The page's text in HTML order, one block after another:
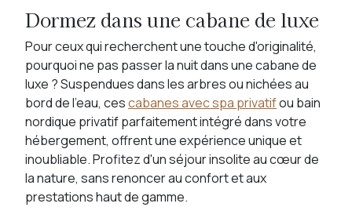
Dormez dans une cabane de luxe
Pour ceux qui recherchent une touche d'originalité,
pourquoi ne pas passer la nuit dans une cabane de
luxe ? Suspendues dans les arbres ou nichées au
bord de l'eau, cescabanes avec spa privatifou bain
nordique privatif parfaitement intégré dans votre
hébergement, offrent une expérience unique et
inoubliable. Profitez d'un séjour insolite au cœur de
la nature, sans renoncer au confort et aux
prestations haut de gamme.